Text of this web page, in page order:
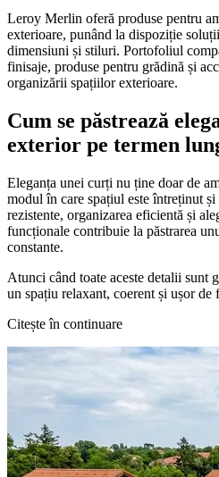
Leroy Merlin oferă produse pentru
exterioare, punând la dispoziție
dimensiuni și stiluri. Portofoliul
finisaje, produse pentru grădină și
organizării spațiilor exterioare.
Cum se păstrează
exterior pe termen
Eleganța unei curți nu ține doar de
modul în care spațiul este întreținut
rezistente, organizarea eficientă și
funcționale contribuie la păstrarea
constante.
Atunci când toate aceste detalii sunt
un spațiu relaxant, coerent și ușor
Citește în continuare